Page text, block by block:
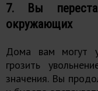
7. Вы
окружающих
Дома вам могут
грозить
значения. Вы